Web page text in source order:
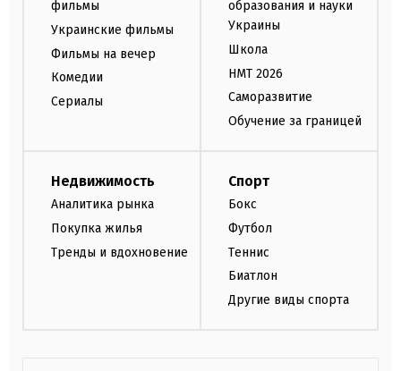
фильмы
Украинские фильмы
Фильмы на вечер
Комедии
Сериалы
образования и науки
Украины
Школа
НМТ 2026
Саморазвитие
Обучение за границей
Недвижимость
Аналитика рынка
Покупка жилья
Тренды и вдохновение
Спорт
Бокс
Футбол
Теннис
Биатлон
Другие виды спорта